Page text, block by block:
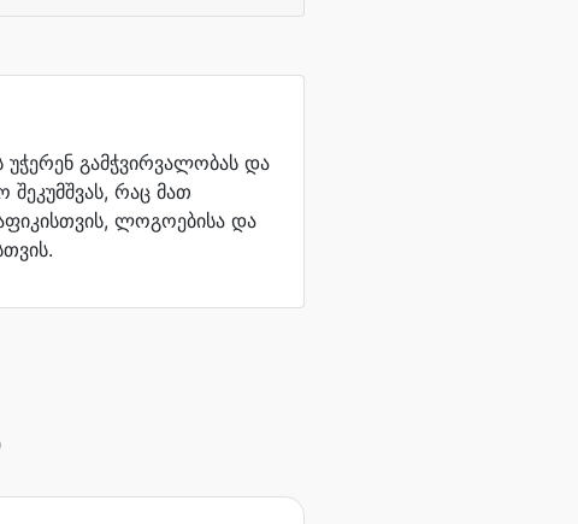
უჭერენ გამჭვირვალობას და
შეკუმშვას, რაც მათ
ლოგოებისა და